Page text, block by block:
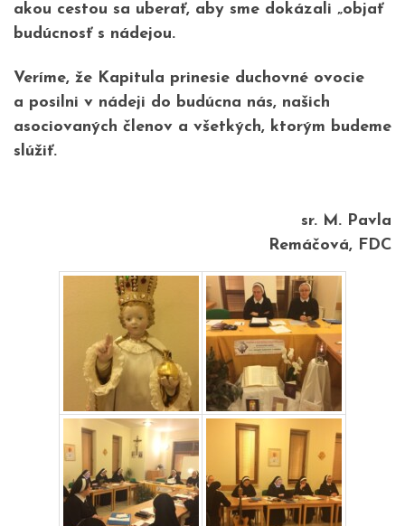
akou cestou sa uberať, aby sme dokázali „objať
budúcnosť s nádejou.
Veríme, že Kapitula prinesie duchovné ovocie
a posilni v nádeji do budúcna nás, našich
asociovaných členov a všetkých, ktorým budeme
slúžiť.
sr. M. Pavla
Remáčová, FDC